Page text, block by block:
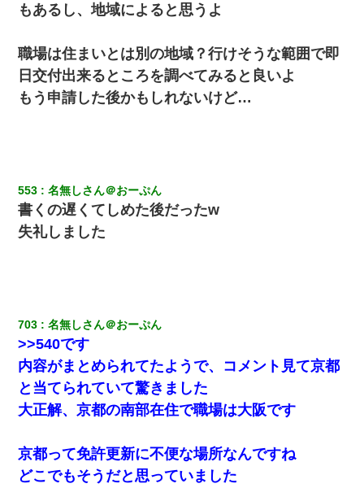
もあるし、地域によると思うよ
職場は住まいとは別の地域？行けそうな範囲で即
日交付出来るところを調べてみると良いよ
もう申請した後かもしれないけど…
553 名無しさん＠おーぷん
書くの遅くてしめた後だったw
失礼しました
703 名無しさん＠おーぷん
>>540です
内容がまとめられてたようで、コメント見て京都
と当てられていて驚きました
大正解、京都の南部在住で職場は大阪です
京都って免許更新に不便な場所なんですね
どこでもそうだと思っていました